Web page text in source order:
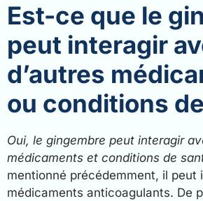
Est-ce que le
peut interagir
d’autres
ou conditions
Oui, le gingembre peut interagir
médicaments et conditions de
mentionné précédemment, il peut
médicaments anticoagulants. De